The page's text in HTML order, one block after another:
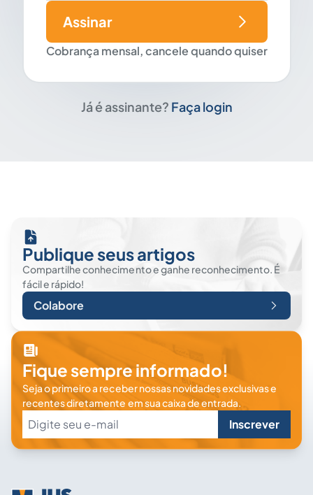
Cobrança mensal, cancele quando quiser
Assinar
Já é assinante? Faça login
Publique seus artigos
Compartilhe conhecimento e ganhe reconhecimento. É
fácil e rápido!
Colabore
Fique sempre informado!
Seja o primeiro a receber nossas novidades exclusivas e
recentes diretamente em sua caixa de entrada.
Inscrever